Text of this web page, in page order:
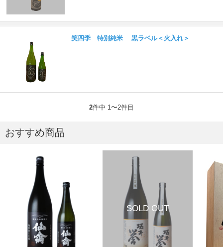
笑四季 特別純米 黒ラベル＜火入れ＞
2件中 1〜2件目
おすすめ商品